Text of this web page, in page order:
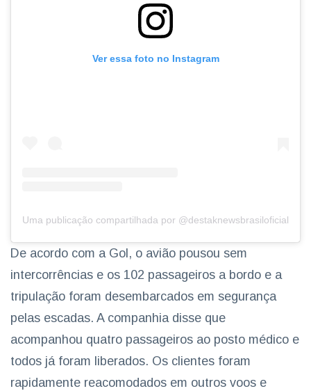
Ver essa foto no Instagram
Uma publicação compartilhada por @destaknewsbrasiloficial
De acordo com a Gol, o avião pousou sem
intercorrências e os 102 passageiros a bordo e a
tripulação foram desembarcados em segurança
pelas escadas. A companhia disse que
acompanhou quatro passageiros ao posto médico e
todos já foram liberados. Os clientes foram
rapidamente reacomodados em outros voos e